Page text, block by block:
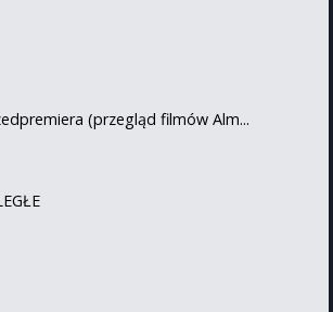
(przegląd filmów Alm...